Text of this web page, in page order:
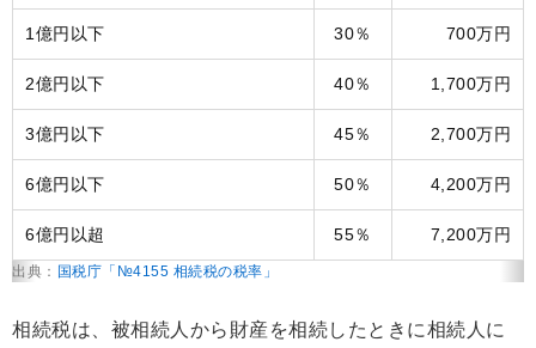
1億円以下 30％ 700万円
2億円以下 40％ 1,700万円
3億円以下 45％ 2,700万円
6億円以下 50％ 4,200万円
6億円以超 55％ 7,200万円
出典： 国税庁「№4155 相続税の税率」
相続税は、被相続人から財産を相続したときに相続人に